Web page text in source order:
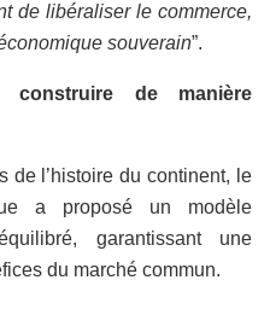
de libéraliser le commerce,
souverain”.
de manière
de l’histoire du continent, le
a proposé un modèle
garantissant une
du marché commun.